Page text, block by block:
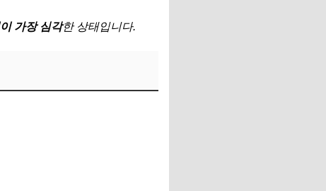
가장 심각한 상태입니다.